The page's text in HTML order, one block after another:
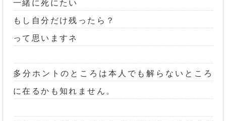
一緒に死にたい
もし自分だけ残ったら？
って思いますネ
多分ホントのところは本人でも解らないところ
に在るかも知れません。